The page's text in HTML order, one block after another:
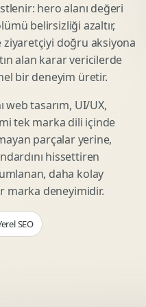
Display Banner Tasarimi
Video Reklam Kreatifi
Outdoor Reklam Tasarimi
Story Reklam Tasarimi
Statik Reklam Gorseli
Motion Banner Tasarimi
hero alanı değeri
belirsizliği azaltır,
ziyaretçiyi doğru aksiyona
alan karar vericilerde
bir deneyim üretir.
web tasarım, UI/UX,
tek marka dili içinde
parçalar yerine,
hissettiren
daha kolay
marka deneyimidir.
SEO